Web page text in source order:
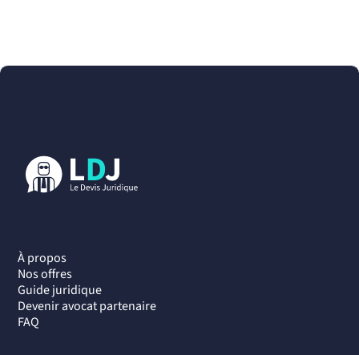
À propos
Nos offres
Guide juridique
Devenir avocat partenaire
FAQ